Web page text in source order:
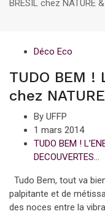
BRESIL chez NATURE
Déco Eco
TUDO BEM !
chez
By UFFP
1 mars 2014
TUDO BEM !
DECOUVERTES…
Tudo Bem, tout va
palpitante et de
des noces entre la